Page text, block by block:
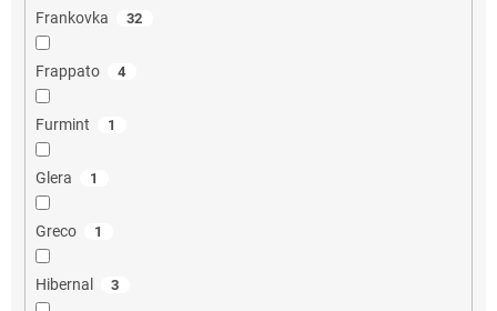
Frankovka 32
Frappato 4
Furmint 1
Glera 1
Greco 1
Hibernal 3